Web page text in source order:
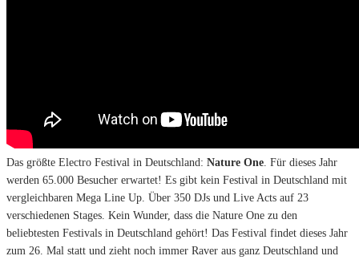
Das größte Electro Festival in Deutschland: Nature One. Für dieses Jahr
werden 65.000 Besucher erwartet! Es gibt kein Festival in Deutschland mit
vergleichbaren Mega Line Up. Über 350 DJs und Live Acts auf 23
verschiedenen Stages. Kein Wunder, dass die Nature One zu den
beliebtesten Festivals in Deutschland gehört! Das Festival findet dieses Jahr
zum 26. Mal statt und zieht noch immer Raver aus ganz Deutschland und